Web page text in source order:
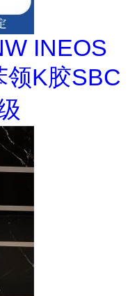
INEOS
领K胶SBC